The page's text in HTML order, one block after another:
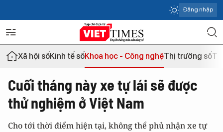
Đăng nhập
Xã hội sốKinh tế sốKhoa học - Công nghệThị trường số
Cuối tháng này xe tự lái sẽ được
thử nghiệm ở Việt Nam
Cho tới thời điểm hiện tại, không thể phủ nhận xe tự